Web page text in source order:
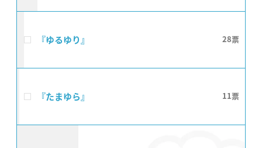
『ゆるゆり』 28
『たまゆら』 11